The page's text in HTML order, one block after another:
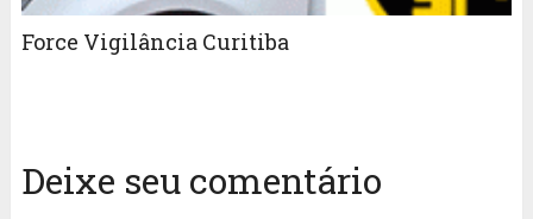
Force Vigilância Curitiba
Deixe seu comentário